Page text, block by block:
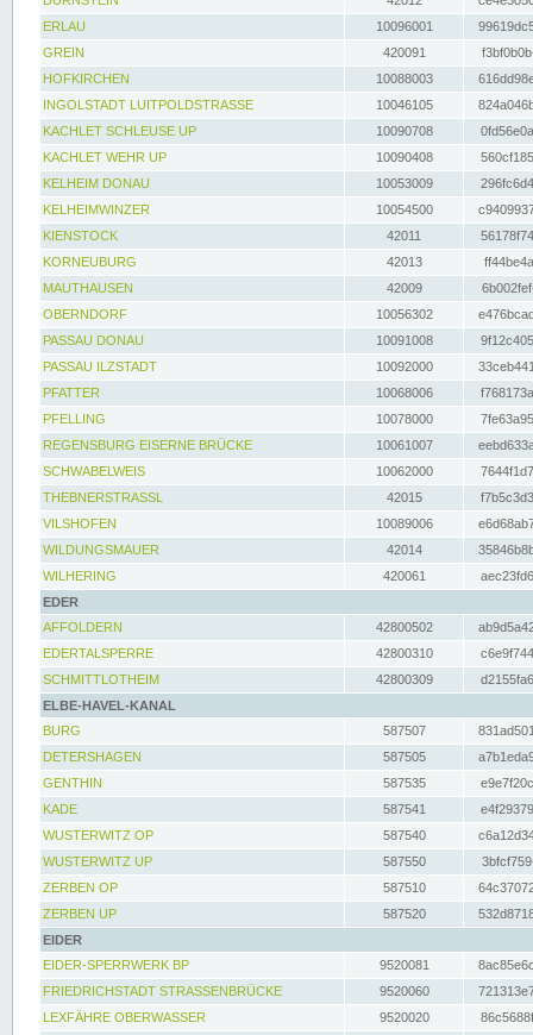
ERLAU
10096001
GREIN
420091
HOFKIRCHEN
10088003
INGOLSTADT LUITPOLDSTRASSE
10046105
KACHLET SCHLEUSE UP
10090708
KACHLET WEHR UP
10090408
KELHEIM DONAU
10053009
KELHEIMWINZER
10054500
KIENSTOCK
42011
KORNEUBURG
42013
MAUTHAUSEN
42009
OBERNDORF
10056302
PASSAU DONAU
10091008
PASSAU ILZSTADT
10092000
PFATTER
10068006
PFELLING
10078000
REGENSBURG EISERNE BRÜCKE
10061007
SCHWABELWEIS
10062000
THEBNERSTRASSL
42015
VILSHOFEN
10089006
WILDUNGSMAUER
42014
WILHERING
420061
EDER
AFFOLDERN
42800502
EDERTALSPERRE
42800310
SCHMITTLOTHEIM
42800309
ELBE-HAVEL-KANAL
BURG
587507
DETERSHAGEN
587505
GENTHIN
587535
KADE
587541
WUSTERWITZ OP
587540
WUSTERWITZ UP
587550
ZERBEN OP
587510
ZERBEN UP
587520
EIDER
EIDER-SPERRWERK BP
9520081
FRIEDRICHSTADT STRASSENBRÜCKE
9520060
LEXFÄHRE OBERWASSER
9520020